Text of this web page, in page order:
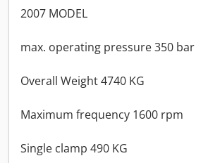
2007 MODEL
max. operating pressure 350 bar
Overall Weight 4740 KG
Maximum frequency 1600 rpm
Single clamp 490 KG